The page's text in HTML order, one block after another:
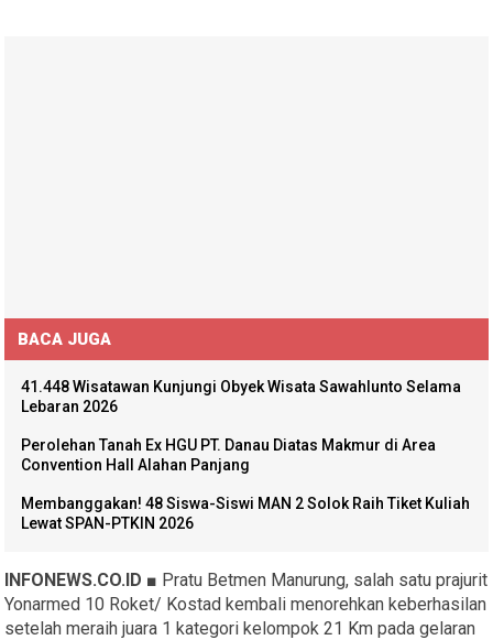
BACA JUGA
41.448 Wisatawan Kunjungi Obyek Wisata Sawahlunto Selama
Lebaran 2026
Perolehan Tanah Ex HGU PT. Danau Diatas Makmur di Area
Convention Hall Alahan Panjang
Membanggakan! 48 Siswa-Siswi MAN 2 Solok Raih Tiket Kuliah
Lewat SPAN-PTKIN 2026
INFONEWS.CO.ID ■ Pratu Betmen Manurung, salah satu prajurit
Yonarmed 10 Roket/ Kostad kembali menorehkan keberhasilan
setelah meraih juara 1 kategori kelompok 21 Km pada gelaran